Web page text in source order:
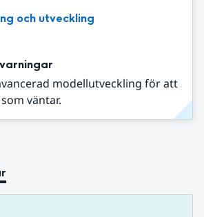
och utveckling
modellutveckling för att
väntar.